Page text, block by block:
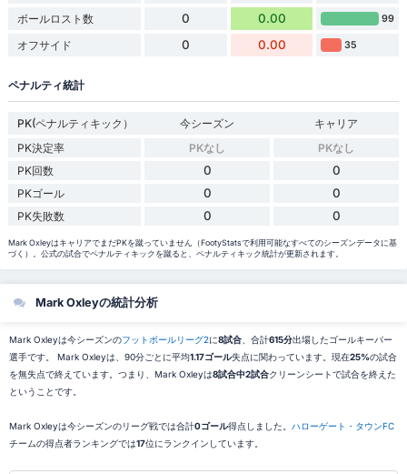
ボールロスト数 0 0.00 99
オフサイド 0 0.00 35
ペナルティ統計
PK(ペナルティキック） 今シーズン
キャリア
PK決定率
PKなし
PKなし
PK回数
0 0
PKゴール 0 0
PK失敗数 0 0
Mark OxleyはキャリアでまだPKを蹴っていません（FootyStatsで利用可能なすべてのシーズンデータに基
づく）。公式の試合でペナルティキックを蹴ると、ペナルティキック統計が更新されます。
Mark Oxleyの統計分析
Mark Oxleyは今シーズンのフットボールリーグ2に8試合、合計615分出場したゴールキーパー
選手です。 Mark Oxleyは、90分ごとに平均1.17ゴール失点に関わっています。現在25%の試合
を無失点で終えています。つまり、Mark Oxleyは8試合中2試合クリーンシートで試合を終えた
ということです。
Mark Oxleyは今シーズンのリーグ戦では合計0ゴール得点しました。 ハローゲート・タウンFC
チームの得点者ランキングでは17位にランクインしています。